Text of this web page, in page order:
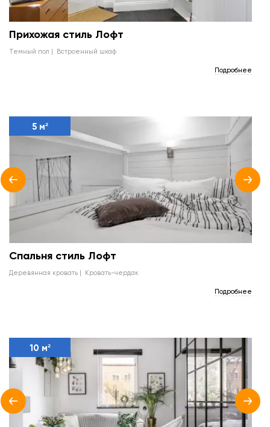
Прихожая стиль Лофт
темный пол встроенный шкаф
Подробнее
5 м²
Спальня стиль Лофт
деревянная кровать кровать-чердак
Подробнее
10 м²